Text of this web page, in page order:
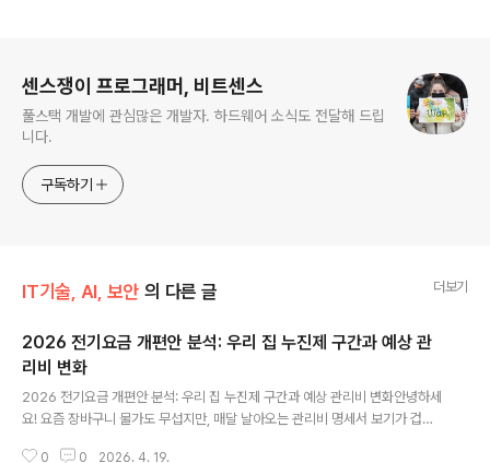
센스쟁이 프로그래머, 비트센스
풀스택 개발에 관심많은 개발자. 하드웨어 소식도 전달해 드립
니다.
구독하기
IT기술, AI, 보안 의 다른 글 더보기
2026 전기요금 개편안 분석: 우리 집 누진제 구간과 예상 관
리비 변화
2026 전기요금 개편안 분석: 우리 집 누진제 구간과 예상 관리비 변화안녕하세
요! 요즘 장바구니 물가도 무섭지만, 매달 날아오는 관리비 명세서 보기가 겁난
0 0 2026. 4. 19.